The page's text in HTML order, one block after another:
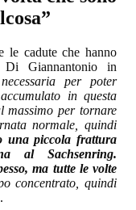
le cadute che hanno
Di Giannantonio in
per poter
in questa
per tornare
normale, quindi
una piccola frattura
al Sachsenring.
ma tutte le volte
concentrato, quindi